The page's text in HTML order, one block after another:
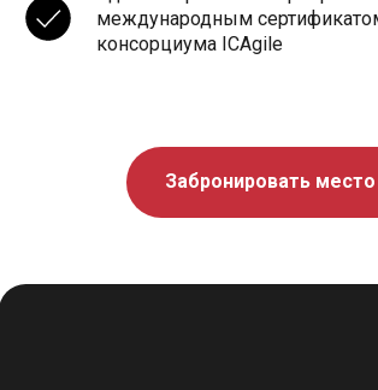
международным
консорциума ICAgile
Забронировать место